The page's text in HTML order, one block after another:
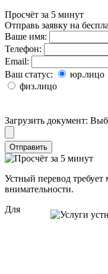
Просчёт за 5 минут
Отправь заявку на
Ваше имя:
Телефон:
Email:
Ваш статус:
юр.лицо
физ.лицо
Загрузить документ:
Отправить
Устный перевод
внимательности.
Для